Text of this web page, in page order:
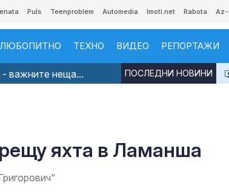
Puls Teenproblem Automedia Imoti.net Rabota
ЛЮБОПИТНО ТЕХНО ВИДЕО РЕПОРТАЖИ
- важните неща... ПОСЛЕДНИ НОВИНИ
яхта в Ламанша